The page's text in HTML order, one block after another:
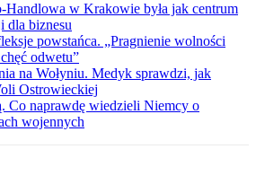
Handlowa w Krakowie była jak centrum
dla biznesu
powstańca. „Pragnienie wolności
odwetu”
na Wołyniu. Medyk sprawdzi, jak
Ostrowieckiej
Co naprawdę wiedzieli Niemcy o
wojennych